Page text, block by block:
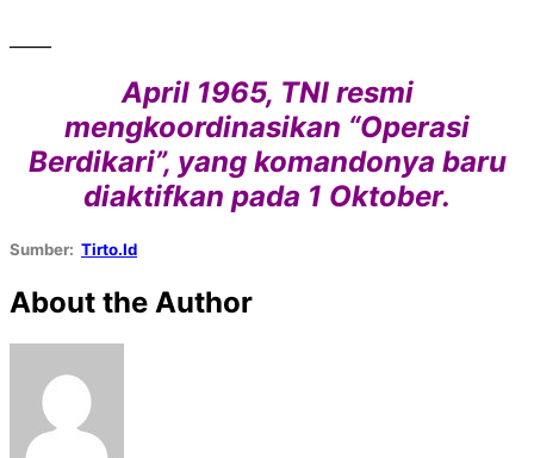
April 1965, TNI resmi
mengkoordinasikan “Operasi
Berdikari”, yang komandonya baru
diaktifkan pada 1 Oktober.
Sumber: Tirto.Id
About the Author